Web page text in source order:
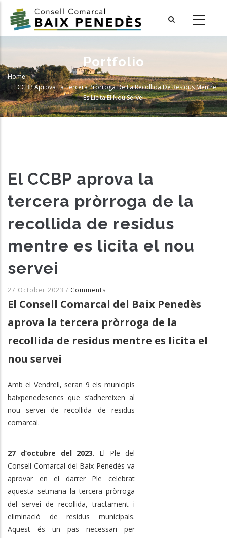
main
Portfolio
Breadcrumb
Home-
El CCBP Aprova La Tercera Pròrroga De La Recollida De Residus Mentre
Es Licita El Nou Servei
El CCBP aprova la
tercera pròrroga de la
recollida de residus
mentre es licita el nou
servei
27 October 2023 / Comments
El Consell Comarcal del Baix Penedès
aprova la tercera pròrroga de la
recollida de residus mentre es licita el
nou servei
Amb el Vendrell, seran 9 els municipis
baixpenedesencs que s’adhereixen al
nou servei de recollida de residus
comarcal.
27 d’octubre del 2023. El Ple del
Consell Comarcal del Baix Penedès va
aprovar en el darrer Ple celebrat
aquesta setmana la tercera pròrroga
del servei de recollida, tractament i
eliminació de residus municipals.
Aquest és un pas necessari per